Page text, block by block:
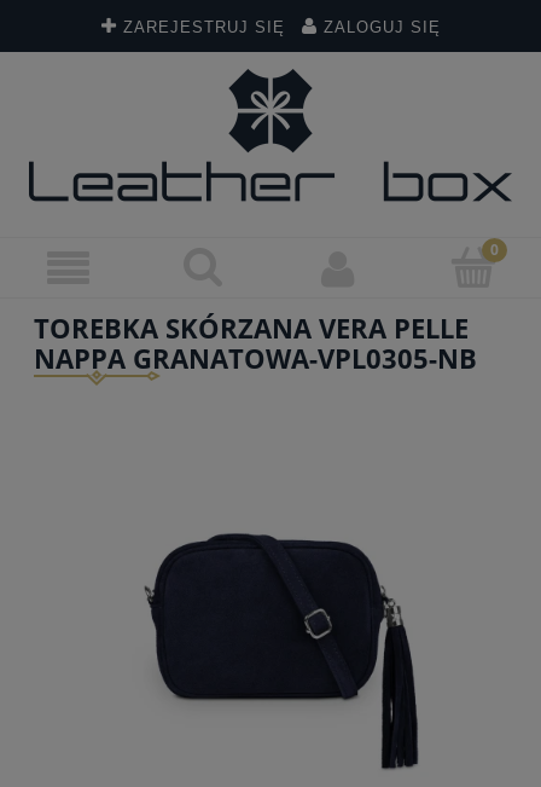
ZAREJESTRUJ SIĘ ZALOGUJ SIĘ
TOREBKA SKÓRZANA VERA PELLE
NAPPA GRANATOWA-VPL0305-NB